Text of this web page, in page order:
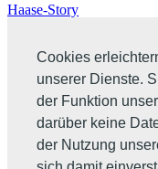
Cookies
unserer Dienste.
der Funktion
darüber keine
der Nutzung
Haase-Story